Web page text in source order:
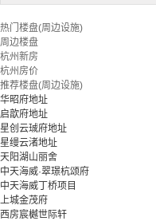
热门楼盘(周边设施)
周边楼盘
杭州新房
杭州房价
推荐楼盘(周边设施)
华昭府地址
启歆府地址
星创云珹府地址
星缦云渚地址
天阳湖山丽舍
中天海威·翠璟杭颂府
中天海威丁桥项目
上城金茂府
西房宸樾世际轩